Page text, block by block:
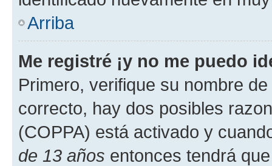
Arriba
Me registré ¡y no me puedo
Primero, verifique su nombre
correcto, hay dos posibles
(COPPA) está activado y
de 13 años entonces tendrá